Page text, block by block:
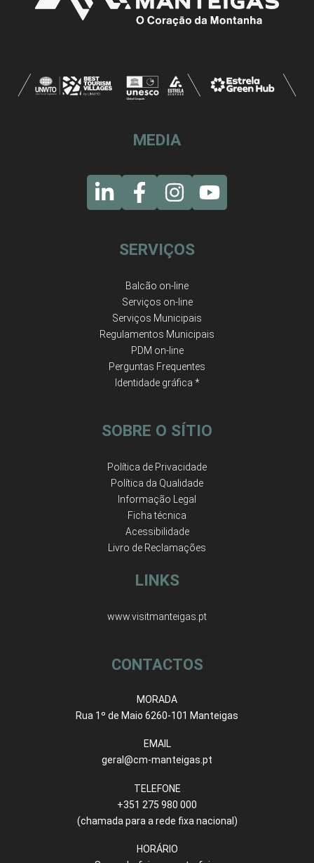
MEDIA
SERVIÇOS
Balcão on-line
Serviços on-line
Serviços Municipais
Regulamentos Municipais
PDM on-line
Perguntas Frequentes
Identidade gráfica *
SOBRE O SÍTIO
Política de Privacidade
Política da Qualidade
Informação Legal
Ficha técnica
Acessibilidade
Livro de Reclamações
LINKS
www.visitmanteigas.pt
CONTACTOS
MORADA
Rua 1º de Maio 6260-101 Manteigas
EMAIL
geral@cm-manteigas.pt
TELEFONE
+351 275 980 000
(chamada para a rede fixa nacional)
HORÁRIO